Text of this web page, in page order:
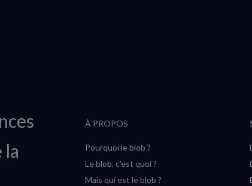
la
À PROPOS
Pourquoi le blob ?
Le blob, c'est quoi ?
Mais qui est le blob ?